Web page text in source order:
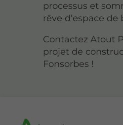
processus et
rêve d’espace
Contactez Atout
projet de
Fonsorbes !